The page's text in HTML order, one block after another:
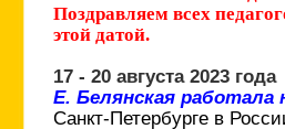
Поздравляем всех
этой датой.
17 - 20 августа 2023 года
Е. Белянская
Санкт-Петербурге в